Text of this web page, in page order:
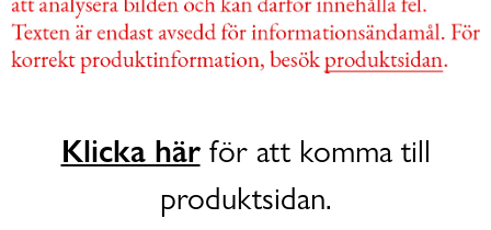
Klicka härför att komma till
produktsidan.